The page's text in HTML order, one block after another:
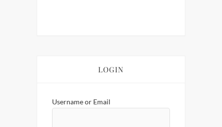
LOGIN
Username or Email